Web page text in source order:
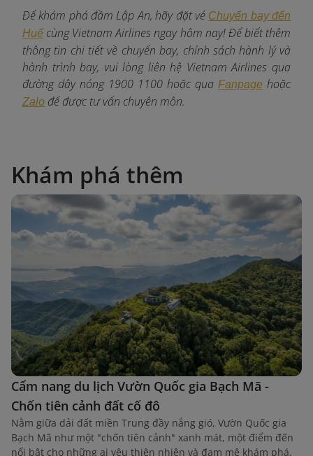
Để khám phá đầm Lập An, hãy đặt vé Chuyến bay đến
Huếcùng Vietnam Airlines ngay hôm nay! Để biết thêm
thông tin chi tiết về chuyến bay, chính sách hành lý và
hành trình bay, vui lòng liên hệ Vietnam Airlines qua
đường dây nóng 1900 1100 hoặc qua Fanpage hoặc
Zalo để được tư vấn chuyên môn.
Khám phá thêm
Cẩm nang du lịch Vườn Quốc gia Bạch Mã -
Chốn tiên cảnh đất cố đô
Nằm giữa dải đất miền Trung đầy nắng gió, Vườn Quốc gia
Bạch Mã như một "chốn tiên cảnh" xanh mát, một điểm đến
nổi bật cho những ai yêu thiên nhiên và đam mê khám phá.